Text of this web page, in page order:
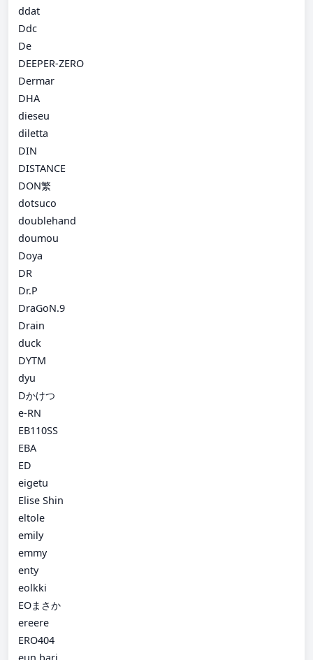
ddat
Ddc
De
DEEPER-ZERO
Dermar
DHA
dieseu
diletta
DIN
DISTANCE
DON繁
dotsuco
doublehand
doumou
Doya
DR
Dr.P
DraGoN.9
Drain
duck
DYTM
dyu
Dかけつ
e-RN
EB110SS
EBA
ED
eigetu
Elise Shin
eltole
emily
emmy
enty
eolkki
EOまさか
ereere
ERO404